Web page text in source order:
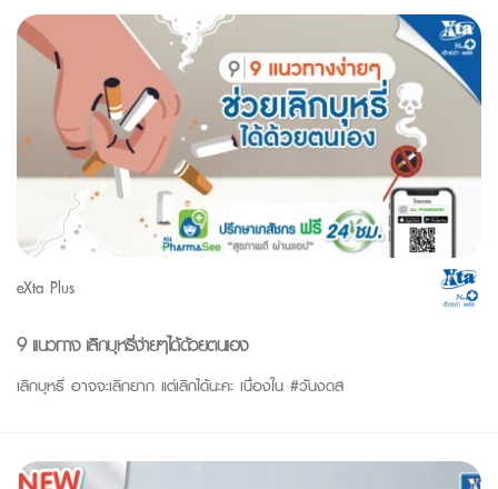
eXta Plus
9 แนวทาง เลิกบุหรี่ง่ายๆได้ด้วยตนเอง
เลิกบุหรี่ อาจจะเลิกยาก แต่เลิกได้นะคะ เนื่องใน #วันงดส